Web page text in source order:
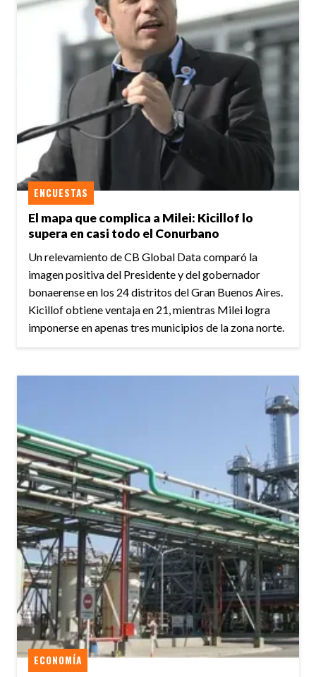
El mapa que complica a Milei: Kicillof lo
supera en casi todo el Conurbano
ENCUESTAS
Un relevamiento de CB Global Data comparó la
imagen positiva del Presidente y del gobernador
bonaerense en los 24 distritos del Gran Buenos Aires.
Kicillof obtiene ventaja en 21, mientras Milei logra
imponerse en apenas tres municipios de la zona norte.
ECONOMÍA